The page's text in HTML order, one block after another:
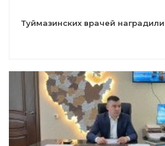
Туймазинских врачей